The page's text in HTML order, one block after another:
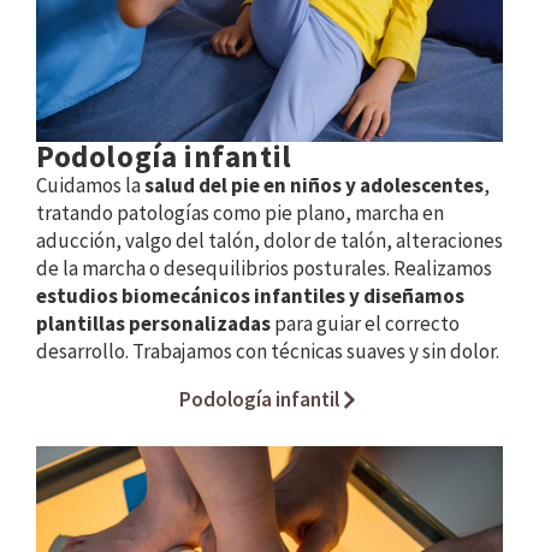
Podología infantil
Cuidamos lasalud del pie en niños y adolescentes,
tratando patologías como pie plano, marcha en
aducción, valgo del talón, dolor de talón, alteraciones
de la marcha o desequilibrios posturales. Realizamos
estudios biomecánicos infantiles y diseñamos
plantillas personalizadaspara guiar el correcto
desarrollo. Trabajamos con técnicas suaves y sin dolor.
Podología infantil